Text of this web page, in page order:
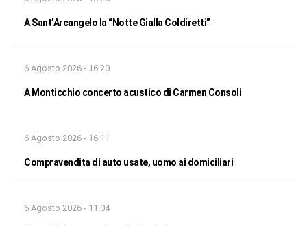
A Sant’Arcangelo la “Notte Gialla Coldiretti”
6 Agosto 2026 - 16:20
A Monticchio concerto acustico di Carmen Consoli
6 Agosto 2026 - 16:11
Compravendita di auto usate, uomo ai domiciliari
6 Agosto 2026 - 11:04